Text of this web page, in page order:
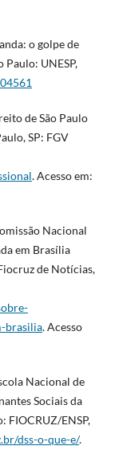
o golpe de
Paulo: UNESP,
de São Paulo
SP: FGV
. Acesso em:
Nacional
em Brasília
de Notícias,
brasilia. Acesso
Nacional de
Sociais da
FIOCRUZ/ENSP,
dss-o-que-e/.